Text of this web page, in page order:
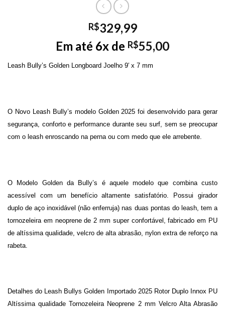
R$329,99
Em até 6x de R$55,00
Leash Bully’s Golden Longboard Joelho 9′ x 7 mm
O Novo Leash Bully’s modelo Golden 2025 foi desenvolvido para gerar
segurança, conforto e performance durante seu surf, sem se preocupar
com o leash enroscando na perna ou com medo que ele arrebente.
O Modelo Golden da Bully’s é aquele modelo que combina custo
acessível com um benefício altamente satisfatório. Possui girador
duplo de aço inoxidável (não enferruja) nas duas pontas do leash, tem a
tornozeleira em neoprene de 2 mm super confortável, fabricado em PU
de altíssima qualidade, velcro de alta abrasão, nylon extra de reforço na
rabeta.
Detalhes do Leash Bullys Golden Importado 2025 Rotor Duplo Innox PU
Altíssima qualidade Tornozeleira Neoprene 2 mm Velcro Alta Abrasão